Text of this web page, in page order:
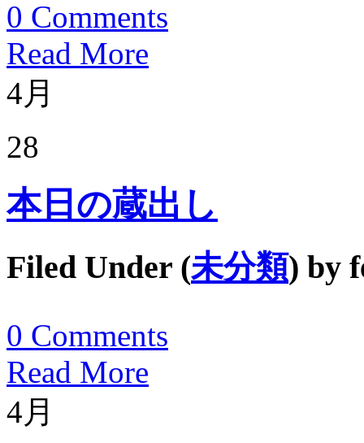
0 Comments
Read More
4月
28
本日の蔵出し
Filed Under (未分類) by
0 Comments
Read More
4月